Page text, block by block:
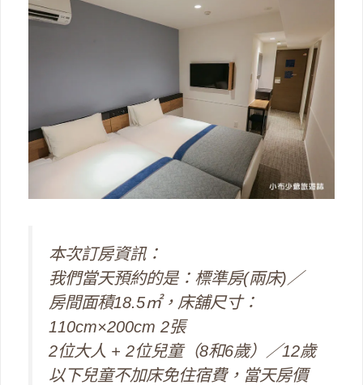
本次訂房資訊：
我們當天預約的是：標準房(兩床)／
房間面積18.5㎡，床舖尺寸：
110cm×200cm 2張
2位大人 + 2位兒童（8和6歲）／12歲
以下兒童不加床免住宿費，當天房價